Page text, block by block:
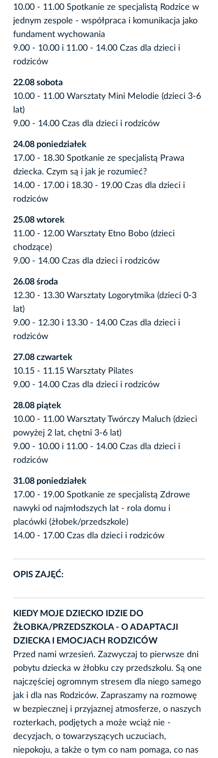
10.00 - 11.00 Spotkanie ze specjalistą Rodzice w
jednym zespole - współpraca i komunikacja jako
fundament wychowania
9.00 - 10.00 i 11.00 - 14.00 Czas dla dzieci i
rodziców
22.08 sobota
10.00 - 11.00 Warsztaty Mini Melodie (dzieci 3-6
lat)
9.00 - 14.00 Czas dla dzieci i rodziców
24.08 poniedziałek
17.00 - 18.30 Spotkanie ze specjalistą Prawa
dziecka. Czym są i jak je rozumieć?
14.00 - 17.00 i 18.30 - 19.00 Czas dla dzieci i
rodziców
25.08 wtorek
11.00 - 12.00 Warsztaty Etno Bobo (dzieci
chodzące)
9.00 - 14.00 Czas dla dzieci i rodziców
26.08 środa
12.30 - 13.30 Warsztaty Logorytmika (dzieci 0-3
lat)
9.00 - 12.30 i 13.30 - 14.00 Czas dla dzieci i
rodziców
27.08 czwartek
10.15 - 11.15 Warsztaty Pilates
9.00 - 14.00 Czas dla dzieci i rodziców
28.08 piątek
10.00 - 11.00 Warsztaty Twórczy Maluch (dzieci
powyżej 2 lat, chętni 3-6 lat)
9.00 - 10.00 i 11.00 - 14.00 Czas dla dzieci i
rodziców
31.08 poniedziałek
17.00 - 19.00 Spotkanie ze specjalistą Zdrowe
nawyki od najmłodszych lat - rola domu i
placówki (żłobek/przedszkole)
14.00 - 17.00 Czas dla dzieci i rodziców
OPIS ZAJĘĆ:
KIEDY MOJE DZIECKO IDZIE DO
ŻŁOBKA/PRZEDSZKOLA - O ADAPTACJI
DZIECKA I EMOCJACH RODZICÓW
Przed nami wrzesień. Zazwyczaj to pierwsze dni
pobytu dziecka w żłobku czy przedszkolu. Są one
najczęściej ogromnym stresem dla niego samego
jak i dla nas Rodziców. Zapraszamy na rozmowę
w bezpiecznej i przyjaznej atmosferze, o naszych
rozterkach, podjętych a może wciąż nie -
decyzjach, o towarzyszących uczuciach,
niepokoju, a także o tym co nam pomaga, co nas